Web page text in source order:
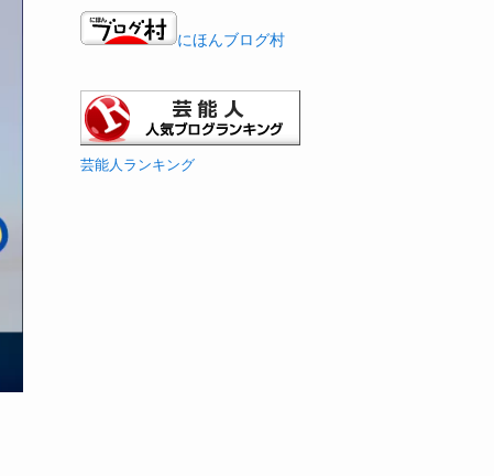
リ
にほんブログ村
芸能人ランキング